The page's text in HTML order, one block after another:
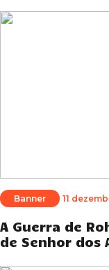
Banner 11
A Guerra de
de Senhor dos